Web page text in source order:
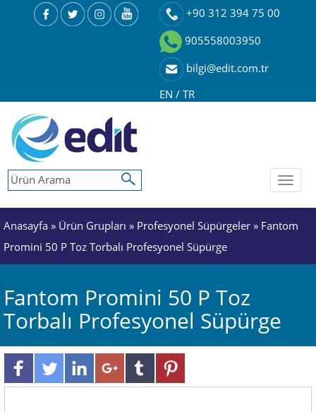
+90 312 394 75 00
905558003950
bilgi@edit.com.tr
EN / TR
Toggle
Anasayfa » Ürün Grupları » Profesyonel Süpürgeler » Fantom
Promini 50 P Toz Torbalı Profesyonel Süpürge
Fantom Promini 50 P Toz
Torbalı Profesyonel Süpürge